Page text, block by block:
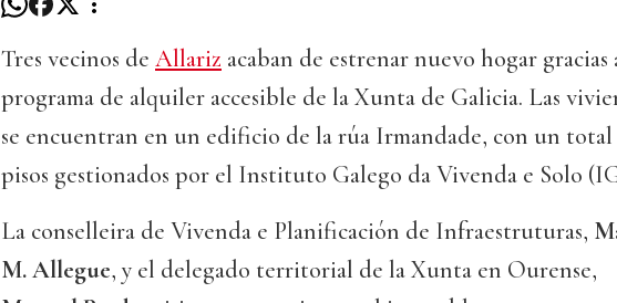
Tres vecinos de Allariz acaban de estrenar nuevo hogar gracias
programa de alquiler accesible de la Xunta de Galicia. Las
se encuentran en un edificio de la rúa Irmandade, con un total
pisos gestionados por el Instituto Galego da Vivenda e Solo
La conselleira de Vivenda e Planificación de Infraestruturas,
M. Allegue, y el delegado territorial de la Xunta en Ourense,